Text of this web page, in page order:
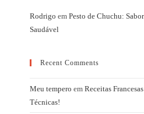
Rodrigo em Pesto de Chuchu:
Saudável
Recent Comments
Meu tempero em Receitas
Técnicas!